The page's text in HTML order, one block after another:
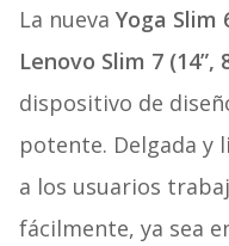
La nueva Yoga Slim
Lenovo Slim 7 (14”,
dispositivo de
potente. Delgada y
a los usuarios
fácilmente, ya sea